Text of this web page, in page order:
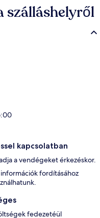
Premuda villamosmegálló
szálláshelyről
kapcsolatban
a vendégeket érkezéskor.
fordításához
fedezetéül